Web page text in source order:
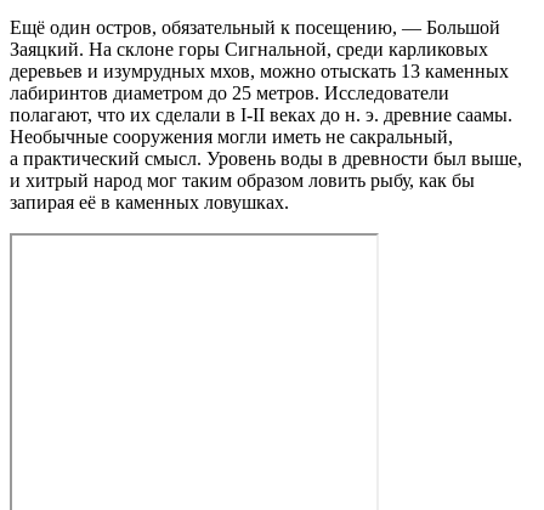
Ещё один остров, обязательный к посещению, — Большой
Заяцкий. На склоне горы Сигнальной, среди карликовых
деревьев и изумрудных мхов, можно отыскать 13 каменных
лабиринтов диаметром до 25 метров. Исследователи
полагают, что их сделали в I-II веках до н. э. древние саамы.
Необычные сооружения могли иметь не сакральный,
а практический смысл. Уровень воды в древности был выше,
и хитрый народ мог таким образом ловить рыбу, как бы
запирая её в каменных ловушках.